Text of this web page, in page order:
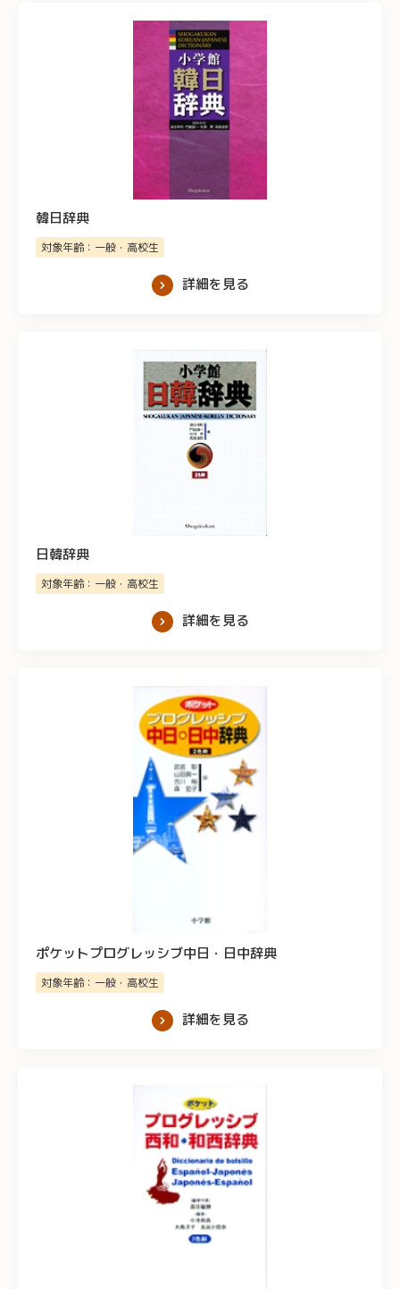
韓日辞典
対象年齢：一般・高校生
詳細を見る
日韓辞典
対象年齢：一般・高校生
詳細を見る
ポケットプログレッシブ中日・日中辞典
対象年齢：一般・高校生
詳細を見る